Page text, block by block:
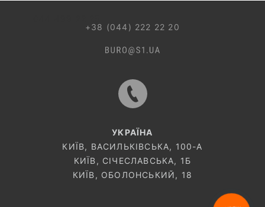
+38 (044) 222 22 20
УКРАЇНА
КИЇВ, ВАСИЛЬКІВСЬКА, 100-A
КИЇВ, СІЧЕСЛАВСЬКА, 1Б
КИЇВ, ОБОЛОНСЬКИЙ, 18